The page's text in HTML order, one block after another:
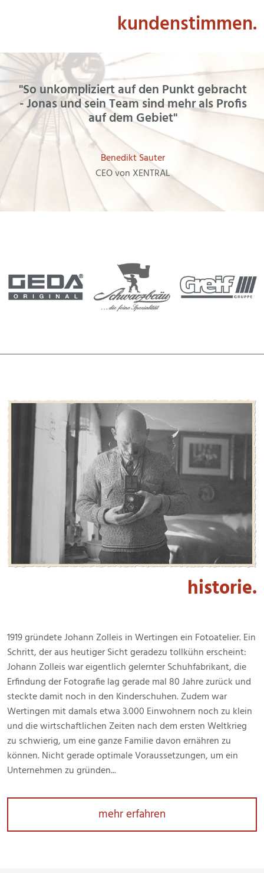
kundenstimmen.
"So unkompliziert auf den Punkt gebracht
- Jonas und sein Team sind mehr als Profis
auf dem Gebiet"
Benedikt Sauter
CEO von XENTRAL
historie.
1919 gründete Johann Zolleis in Wertingen ein Fotoatelier. Ein
Schritt, der aus heutiger Sicht geradezu tollkühn erscheint:
Johann Zolleis war eigentlich gelernter Schuhfabrikant, die
Erfindung der Fotografie lag gerade mal 80 Jahre zurück und
steckte damit noch in den Kinderschuhen. Zudem war
Wertingen mit damals etwa 3.000 Einwohnern noch zu klein
und die wirtschaftlichen Zeiten nach dem ersten Weltkrieg
zu schwierig, um eine ganze Familie davon ernähren zu
können. Nicht gerade optimale Voraussetzungen, um ein
Unternehmen zu gründen...
mehr erfahren